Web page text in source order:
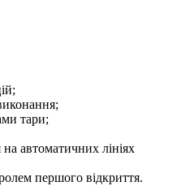
тари;
автоматичних лініях
першого відкриття.